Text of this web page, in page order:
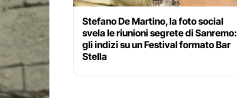
Stefano De Martino, la foto social
svela le riunioni segrete di Sanremo:
gli indizi su un Festival formato Bar
Stella